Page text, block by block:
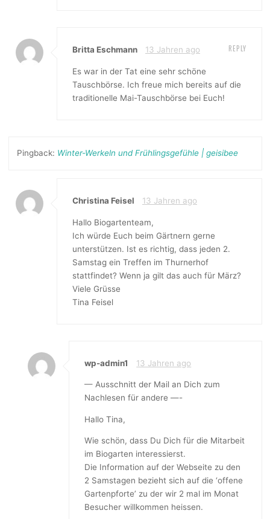
Britta Eschmann 13 Jahren ago REPLY
Es war in der Tat eine sehr schöne
Tauschbörse. Ich freue mich bereits auf die
traditionelle Mai-Tauschbörse bei Euch!
Pingback: Winter-Werkeln und Frühlingsgefühle | geisibee
Christina Feisel 13 Jahren ago
Hallo Biogartenteam,
Ich würde Euch beim Gärtnern gerne
unterstützen. Ist es richtig, dass jeden 2.
Samstag ein Treffen im Thurnerhof
stattfindet? Wenn ja gilt das auch für März?
Viele Grüsse
Tina Feisel
wp-admin1 13 Jahren ago
— Ausschnitt der Mail an Dich zum
Nachlesen für andere —-
Hallo Tina,
Wie schön, dass Du Dich für die Mitarbeit
im Biogarten interessierst.
Die Information auf der Webseite zu den
2 Samstagen bezieht sich auf die ‘offene
Gartenpforte’ zu der wir 2 mal im Monat
Besucher willkommen heissen.